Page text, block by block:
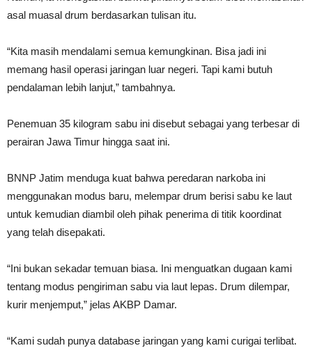
asal muasal drum berdasarkan tulisan itu.
“Kita masih mendalami semua kemungkinan. Bisa jadi ini
memang hasil operasi jaringan luar negeri. Tapi kami butuh
pendalaman lebih lanjut,” tambahnya.
Penemuan 35 kilogram sabu ini disebut sebagai yang terbesar di
perairan Jawa Timur hingga saat ini.
BNNP Jatim menduga kuat bahwa peredaran narkoba ini
menggunakan modus baru, melempar drum berisi sabu ke laut
untuk kemudian diambil oleh pihak penerima di titik koordinat
yang telah disepakati.
“Ini bukan sekadar temuan biasa. Ini menguatkan dugaan kami
tentang modus pengiriman sabu via laut lepas. Drum dilempar,
kurir menjemput,” jelas AKBP Damar.
“Kami sudah punya database jaringan yang kami curigai terlibat.